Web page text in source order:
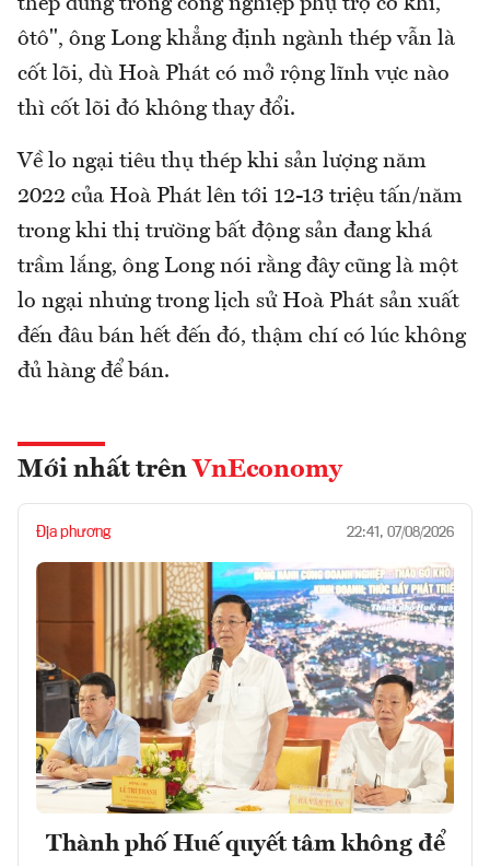
thép dùng trong công nghiệp phụ trợ cơ khí,
ôtô", ông Long khẳng định ngành thép vẫn là
cốt lõi, dù Hoà Phát có mở rộng lĩnh vực nào
thì cốt lõi đó không thay đổi.
Về lo ngại tiêu thụ thép khi sản lượng năm
2022 của Hoà Phát lên tới 12-13 triệu tấn/năm
trong khi thị trường bất động sản đang khá
trầm lắng, ông Long nói rằng đây cũng là một
lo ngại nhưng trong lịch sử Hoà Phát sản xuất
đến đâu bán hết đến đó, thậm chí có lúc không
đủ hàng để bán.
Mới nhất trên VnEconomy
Địa phương 22:41, 07/08/2026
Thành phố Huế quyết tâm không để